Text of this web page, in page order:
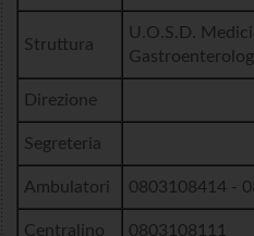
Struttura
U.O.S.D.
Direzione
Segreteria
Ambulatori 0803108414 -
Centralino 0803108111